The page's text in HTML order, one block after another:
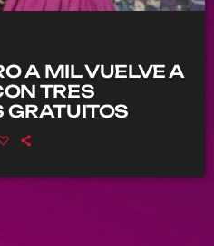
A MIL VUELVE A
TRES
GRATUITOS